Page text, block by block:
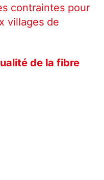
contraintes pour
villages de
de la fibre